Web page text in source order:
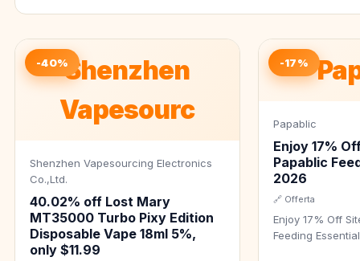
Shenzhen
Vapesourc
-40%
Shenzhen Vapesourcing Electronics
Co.,Ltd.
40.02% off Lost Mary
MT35000 Turbo Pixy Edition
Disposable Vape 18ml 5%,
only $11.99
-17%
Papablic
Enjoy 17%
Papablic
2026
🔗 Offerta
Enjoy 17% Off
Feeding